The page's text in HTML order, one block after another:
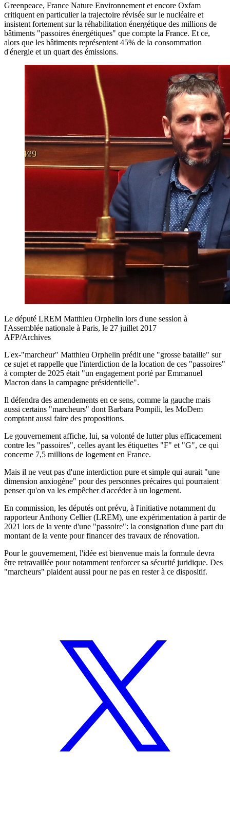
Greenpeace, France Nature Environnement et encore Oxfam
critiquent en particulier la trajectoire révisée sur le nucléaire et
insistent fortement sur la réhabilitation énergétique des millions de
bâtiments "passoires énergétiques" que compte la France. Et ce,
alors que les bâtiments représentent 45% de la consommation
d'énergie et un quart des émissions.
Le député LREM Matthieu Orphelin lors d'une session à
l'Assemblée nationale à Paris, le 27 juillet 2017
AFP/Archives
L'ex-"marcheur" Matthieu Orphelin prédit une "grosse bataille" sur
ce sujet et rappelle que l'interdiction de la location de ces "passoires"
à compter de 2025 était "un engagement porté par Emmanuel
Macron dans la campagne présidentielle".
Il défendra des amendements en ce sens, comme la gauche mais
aussi certains "marcheurs" dont Barbara Pompili, les MoDem
comptant aussi faire des propositions.
Le gouvernement affiche, lui, sa volonté de lutter plus efficacement
contre les "passoires", celles ayant les étiquettes "F" et "G", ce qui
concerne 7,5 millions de logement en France.
Mais il ne veut pas d'une interdiction pure et simple qui aurait "une
dimension anxiogène" pour des personnes précaires qui pourraient
penser qu'on va les empêcher d'accéder à un logement.
En commission, les députés ont prévu, à l'initiative notamment du
rapporteur Anthony Cellier (LREM), une expérimentation à partir de
2021 lors de la vente d'une "passoire": la consignation d'une part du
montant de la vente pour financer des travaux de rénovation.
Pour le gouvernement, l'idée est bienvenue mais la formule devra
être retravaillée pour notamment renforcer sa sécurité juridique. Des
"marcheurs" plaident aussi pour ne pas en rester à ce dispositif.